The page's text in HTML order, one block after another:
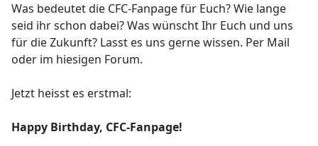
Was bedeutet die CFC-Fanpage für Euch? Wie lange
seid ihr schon dabei? Was wünscht Ihr Euch und uns
für die Zukunft? Lasst es uns gerne wissen. Per Mail
oder im hiesigen Forum.
Jetzt heisst es erstmal:
Happy Birthday, CFC-Fanpage!